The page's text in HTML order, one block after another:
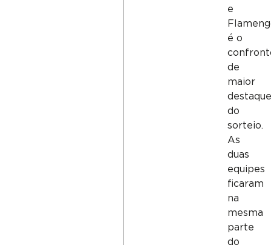
e
é o
de
maior
destaque
do
sorteio.
As
duas
equipes
ficaram
na
mesma
parte
do